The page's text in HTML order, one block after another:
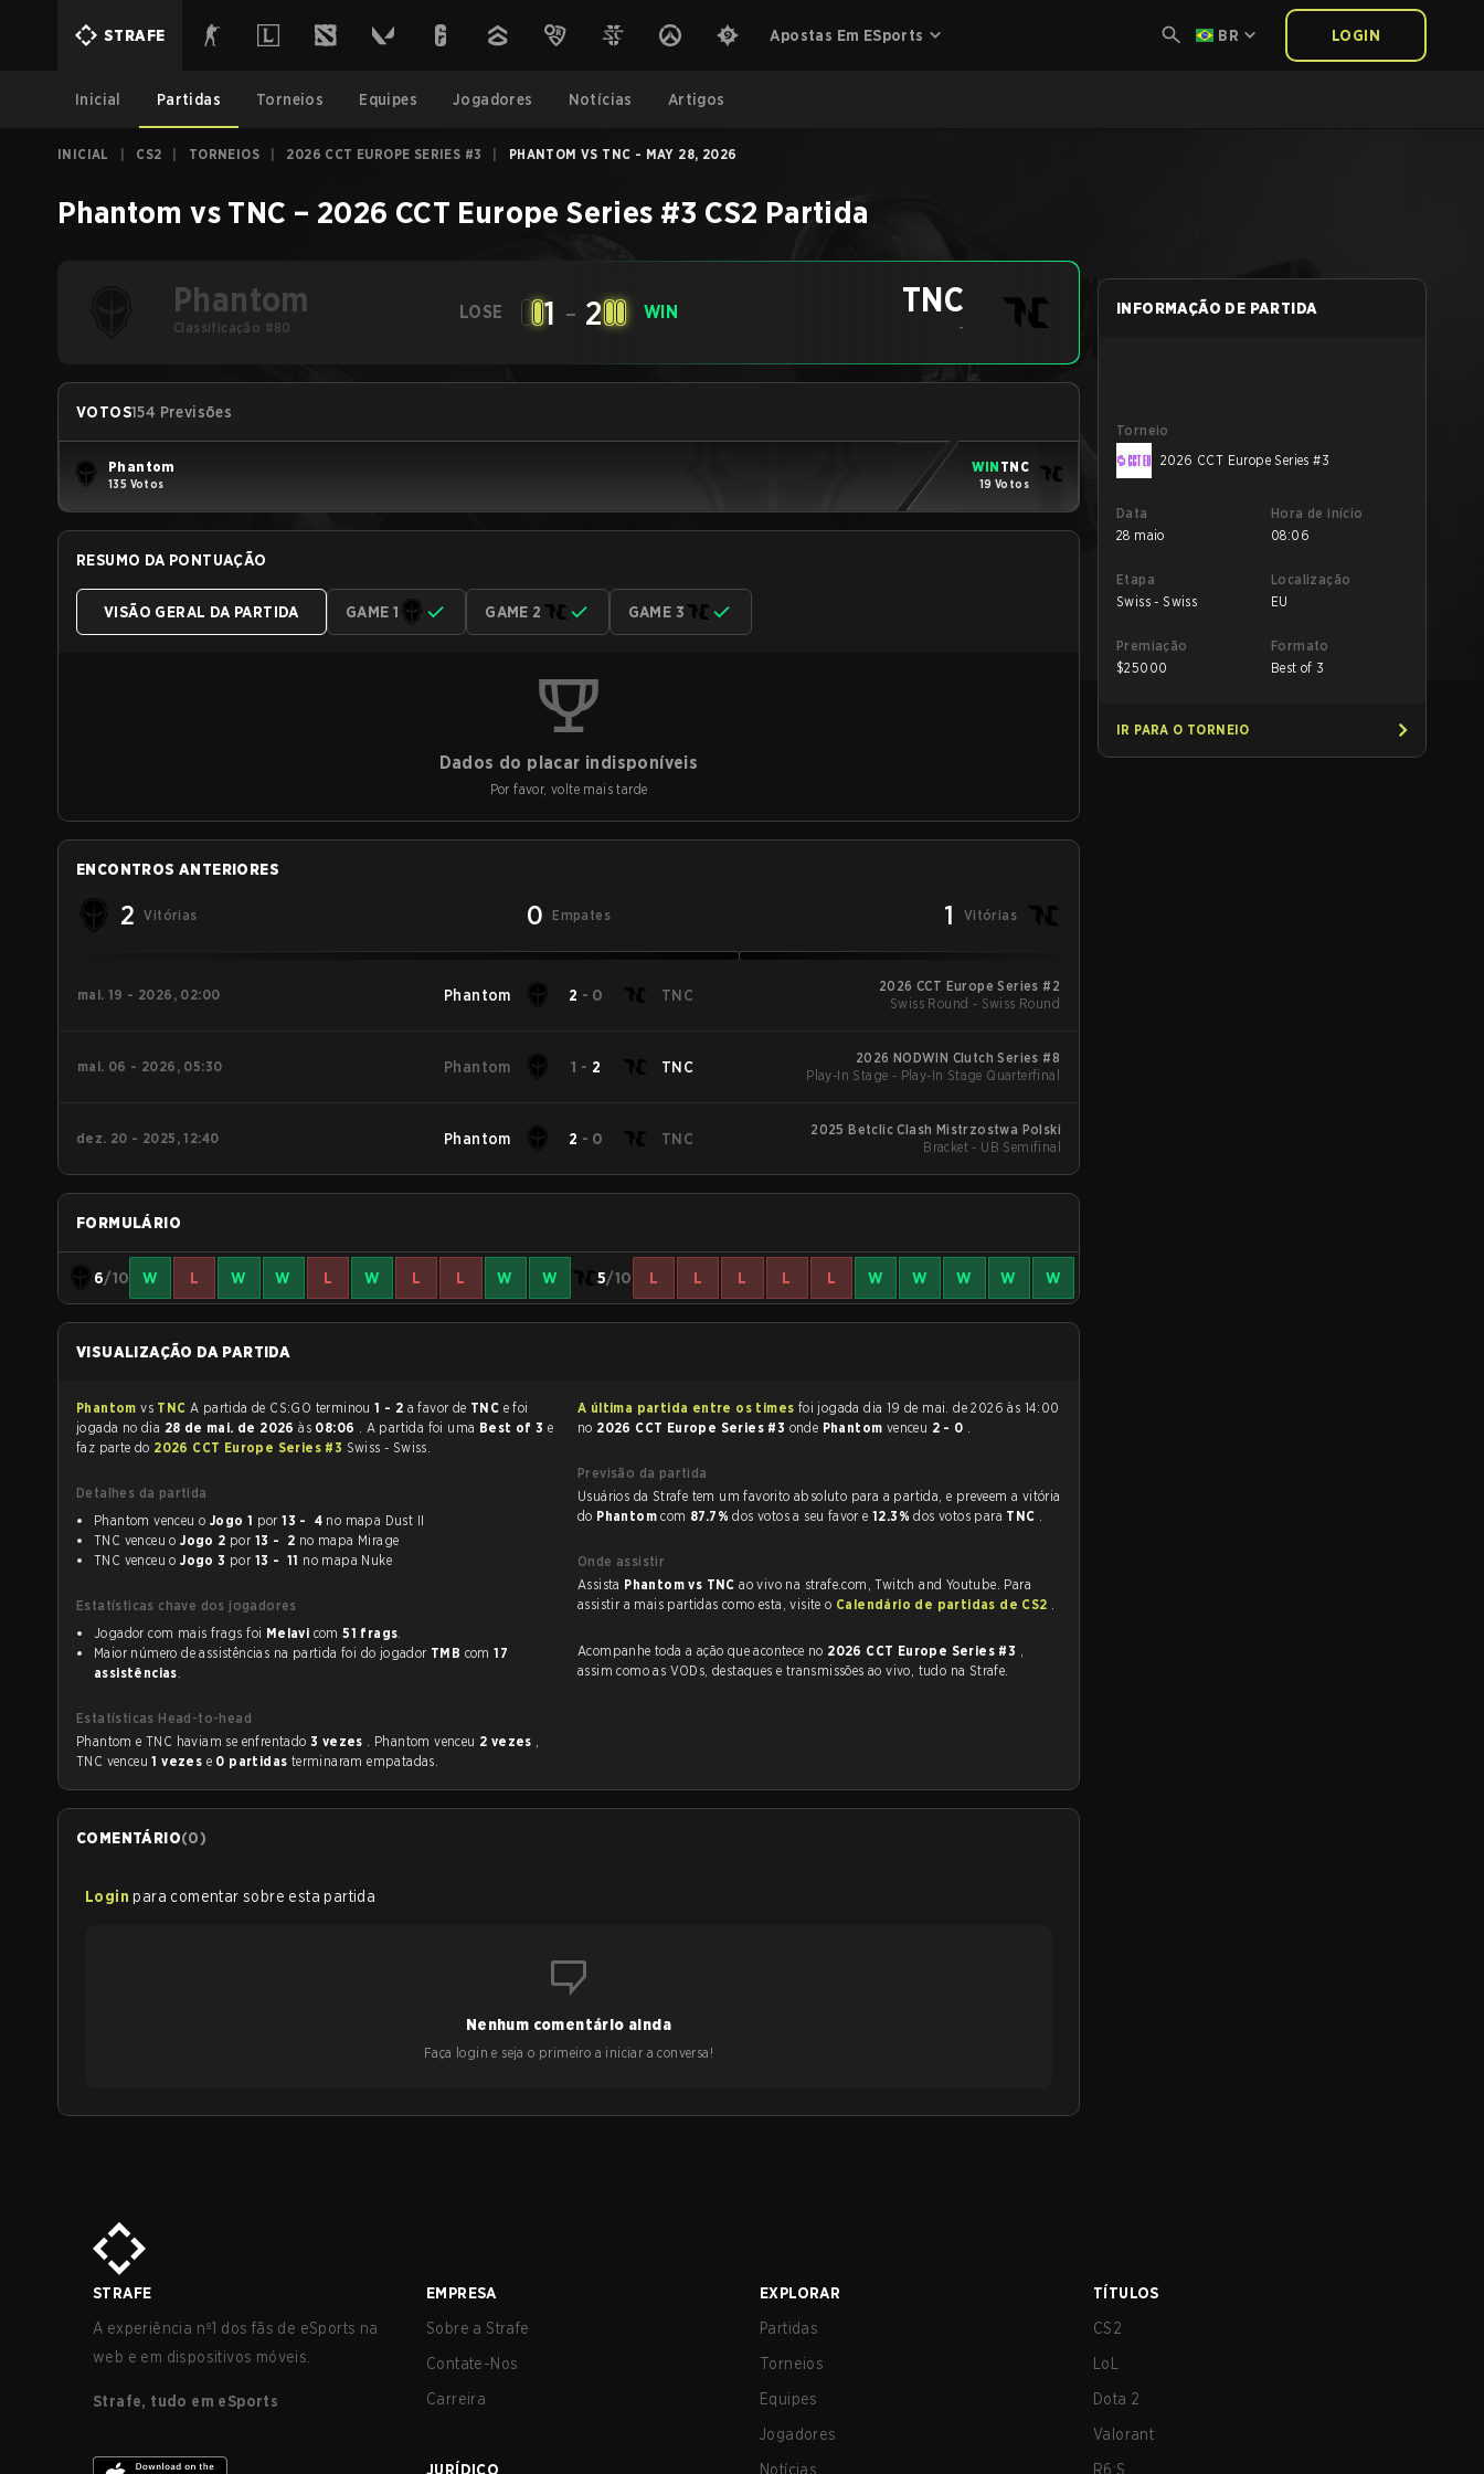
STRAFE Apostas Em ESports BR LOGIN
Inicial Partidas Torneios Equipes Jogadores Notícias Artigos
INICIAL CS2 TORNEIOS 2026 CCT EUROPE SERIES #3 PHANTOM VS TNC - MAY 28, 2026
Phantom vs TNC – 2026 CCT Europe Series #3 CS2 Partida
Phantom
Classificação #80
LOSE 1 - 2 WIN TNC
-
VOTOS154 Previsões
Phantom
135 Votos
WIN TNC
19 Votos
RESUMO DA PONTUAÇÃO
VISÃO GERAL DA PARTIDA GAME 1 GAME 2 GAME 3
Dados do placar indisponíveis
Por favor, volte mais tarde
ENCONTROS ANTERIORES
2 Vitórias 0 Empates 1 Vitórias
mai. 19 - 2026, 02:00 Phantom 2 - 0 TNC
2026 CCT Europe Series #2
Swiss Round - Swiss Round
mai. 06 - 2026, 05:30 Phantom 1 - 2 TNC
2026 NODWIN Clutch Series #8
Play-In Stage - Play-In Stage Quarterfinal
dez. 20 - 2025, 12:40 Phantom 2 - 0 TNC
2025 Betclic Clash Mistrzostwa Polski
Bracket - UB Semifinal
FORMULÁRIO
6/10 W L W W L W L L W W 5/10 L L L L L W W W W W
VISUALIZAÇÃO DA PARTIDA
Phantomvs TNC A partida de CS:GO terminou1 - 2 a favor de TNC e foi
jogada no dia 28 de mai. de 2026às 08:06 . A partida foi uma Best of 3 e
faz parte do 2026 CCT Europe Series #3 Swiss - Swiss.
Detalhes da partida
Phantom venceu o Jogo 1 por 13 - 4no mapa Dust II
TNC venceu oJogo 2 por 13 - 2 no mapa Mirage
TNC venceu oJogo 3 por 13 - 11 no mapa Nuke
Estatísticas chave dos jogadores
Jogador com mais frags foi Melavi com51 frags.
Maior número de assistências na partida foi do jogador TMB com17
assistências.
Estatísticas Head-to-head
Phantom e TNC haviam se enfrentado 3 vezes . Phantom venceu 2 vezes ,
TNC venceu1 vezes e 0 partidas terminaram empatadas.
A última partida entre os times
no 2026 CCT Europe Series #3 onde Phantom venceu 2 - 0 .
Previsão da partida
Usuários da Strafe tem um favorito absoluto para a partida, e preveem a vitória
do Phantomcom 87.7%dos votos a seu favor e 12.3%dos votos para TNC .
Onde assistir
Assista Phantom vs TNCao vivo na strafe.com, Twitch and Youtube. Para
assistir a mais partidas como esta, visite o Calendário de partidas de CS2 .
Acompanhe toda a ação que acontece no 2026 CCT Europe Series #3 ,
assim como as VODs, destaques e transmissões ao vivo, tudo na Strafe.
COMENTÁRIO(0)
Login para comentar sobre esta partida
Nenhum comentário ainda
Faça login e seja o primeiro a iniciar a conversa!
INFORMAÇÃO DE PARTIDA
Torneio
2026 CCT Europe Series #3
Data
28 maio
Hora de início
08:06
Etapa
Swiss - Swiss
Localização
EU
Premiação
$25000
Formato
Best of 3
IR PARA O TORNEIO
STRAFE
A experiência nº1 dos fãs de eSports na
web e em dispositivos móveis.
Strafe, tudo em eSports
EMPRESA
Sobre a Strafe
Contate-Nos
Carreira
JURÍDICO
EXPLORAR
Partidas
Torneios
Equipes
Jogadores
Notícias
TÍTULOS
CS2
LoL
Dota 2
Valorant
R6:S